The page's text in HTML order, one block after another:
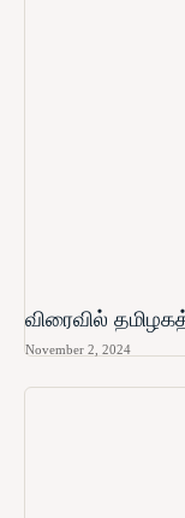
விரைவில்
November 2, 2024